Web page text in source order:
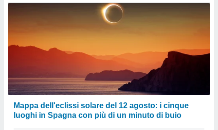
Mappa dell'eclissi solare del 12 agosto: i cinque
luoghi in Spagna con più di un minuto di buio